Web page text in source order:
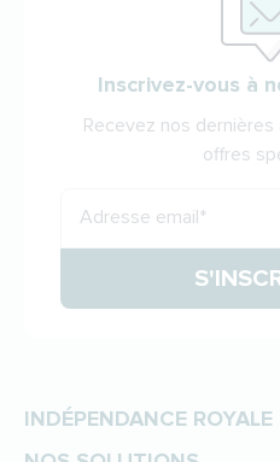
Inscrivez-vous à
Recevez nos
offres
Adresse email*
INDÉPENDANCE ROYALE